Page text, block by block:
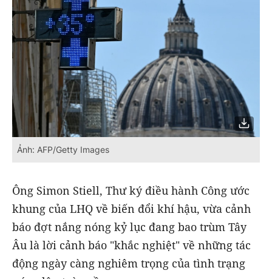
Ảnh: AFP/Getty Images
Ông Simon Stiell, Thư ký điều hành Công ước
khung của LHQ về biến đổi khí hậu, vừa cảnh
báo đợt nắng nóng kỷ lục đang bao trùm Tây
Âu là lời cảnh báo "khắc nghiệt" về những tác
động ngày càng nghiêm trọng của tình trạng